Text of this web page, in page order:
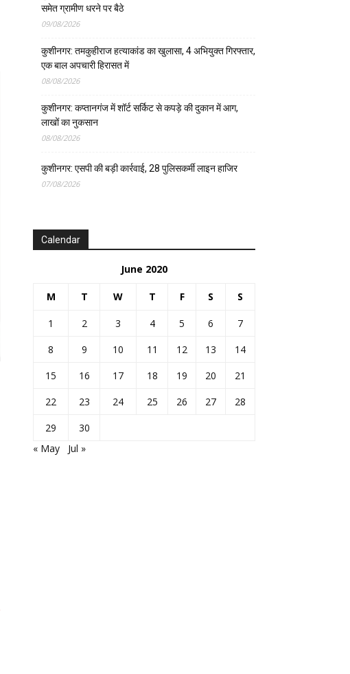
समेत ग्रामीण धरने पर बैठे
09/08/2026
कुशीनगर: तमकुहीराज हत्याकांड का खुलासा, 4 अभियुक्त गिरफ्तार,
एक बाल अपचारी हिरासत में
08/08/2026
कुशीनगर: कप्तानगंज में शॉर्ट सर्किट से कपड़े की दुकान में आग,
लाखों का नुकसान
08/08/2026
कुशीनगर: एसपी की बड़ी कार्रवाई, 28 पुलिसकर्मी लाइन हाजिर
07/08/2026
Calendar
June 2020
M T W T F S S
1 2 3 4 5 6
7
8
9 10 11 12 13
14
15
16 17 18 19 20
21
22
23 24 25 26 27
28
29
30
« May
Jul »